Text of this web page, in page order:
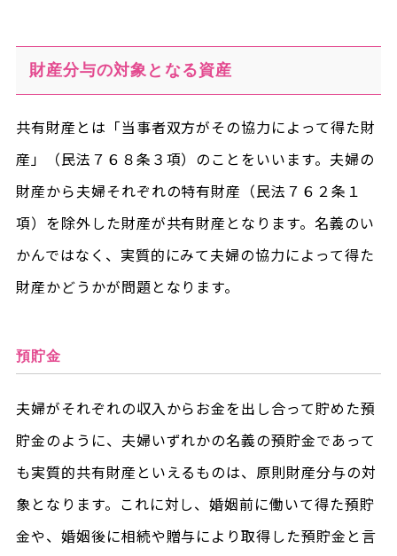
財産分与の対象となる資産
共有財産とは「当事者双方がその協力によって得た財
産」（民法７６８条３項）のことをいいます。夫婦の
財産から夫婦それぞれの特有財産（民法７６２条１
項）を除外した財産が共有財産となります。名義のい
かんではなく、実質的にみて夫婦の協力によって得た
財産かどうかが問題となります。
預貯金
夫婦がそれぞれの収入からお金を出し合って貯めた預
貯金のように、夫婦いずれかの名義の預貯金であって
も実質的共有財産といえるものは、原則財産分与の対
象となります。これに対し、婚姻前に働いて得た預貯
金や、婚姻後に相続や贈与により取得した預貯金と言